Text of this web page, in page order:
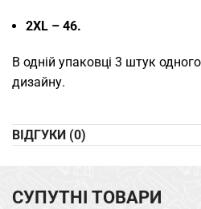
2XL – 46.
В одній упаковці 3 штук
дизайну.
ВІДГУКИ (0)
СУПУТНІ ТОВАРИ